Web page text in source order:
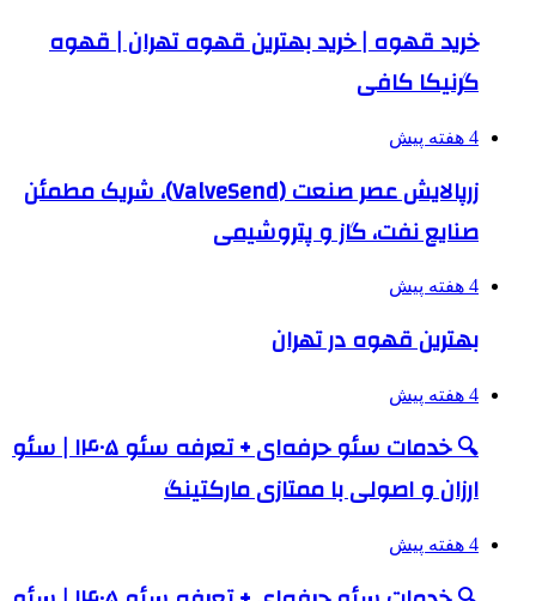
خرید قهوه | خرید بهترین قهوه تهران | قهوه
گرنیکا کافی
4 هفته پیش
زرپالایش عصر صنعت (ValveSend)، شریک مطمئن
صنایع نفت، گاز و پتروشیمی
4 هفته پیش
بهترین قهوه در تهران
4 هفته پیش
🔍 خدمات سئو حرفه‌ای + تعرفه سئو ۱۴۰۵ | سئو
ارزان و اصولی با ممتازی مارکتینگ
4 هفته پیش